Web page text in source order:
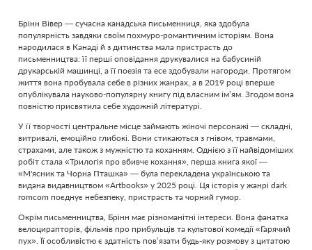
Брінн Вівер — сучасна канадська письменниця, яка здобула
популярність завдяки своїм похмуро-романтичним історіям. Вона
народилася в Канаді й з дитинства мала пристрасть до
письменництва: її перші оповідання друкувалися на бабусиній
друкарській машинці, а її поезія та есе здобували нагороди. Протягом
життя вона пробувала себе в різних жанрах, а в 2019 році вперше
опублікувала науково-популярну книгу під власним ім’ям. Згодом вона
повністю присвятила себе художній літературі.
У її творчості центральне місце займають жіночі персонажі — складні,
витривалі, емоційно глибокі. Вони стикаються з гнівом, травмами,
страхами, але також з мужністю та коханням. Однією з її найвідоміших
робіт стала «Трилогія про вбивче кохання», перша книга якої —
«М'ясник та Чорна Пташка» — була перекладена українською та
видана видавництвом «Artbooks» у 2025 році. Ця історія у жанрі dark
romcom поєднує небезпеку, пристрасть та чорний гумор.
Окрім письменництва, Брінн має різноманітні інтереси. Вона фанатка
велоцирапторів, фільмів про прибульців та культової комедії «Гарячий
пух». Її особливістю є здатність пов’язати будь-яку розмову з цитатою